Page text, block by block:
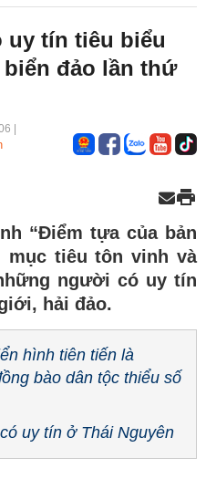
Đời sống vùng miền
tín tiêu biểu
đảo lần thứ
“Điểm tựa của bản
mục tiêu tôn vinh và
người có uy tín
hải đảo.
hình tiên tiến là
bào dân tộc thiểu số
uy tín ở Thái Nguyên